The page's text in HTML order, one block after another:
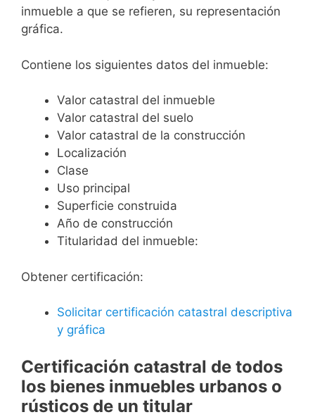
inmueble a que se refieren, su representación
gráfica.
Contiene los siguientes datos del inmueble:
Valor catastral del inmueble
Valor catastral del suelo
Valor catastral de la construcción
Localización
Clase
Uso principal
Superficie construida
Año de construcción
Titularidad del inmueble:
Obtener certificación:
Solicitar certificación catastral descriptiva
y gráfica
Certificación catastral de todos
los bienes inmuebles urbanos o
rústicos de un titular